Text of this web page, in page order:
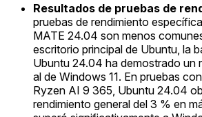
Resultados de pruebas de
pruebas de rendimiento
MATE 24.04 son menos
escritorio principal de Ubuntu, la
Ubuntu 24.04 ha demostrado un
al de Windows 11. En pruebas
Ryzen AI 9 365, Ubuntu 24.04
rendimiento general del 3 % en